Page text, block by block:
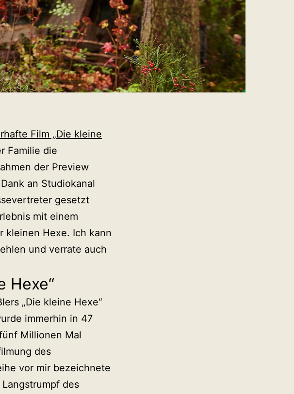
Film „Die kleine
Familie die
der Preview
an Studiokanal
gesetzt
mit einem
kleinen Hexe. Ich kann
und verrate auch
Hexe“
„Die kleine Hexe“
immerhin in 47
Millionen Mal
des
vor mir bezeichnete
des